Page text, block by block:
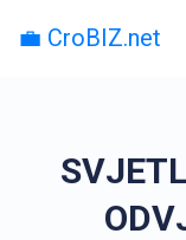
💼 CroBIZ.net